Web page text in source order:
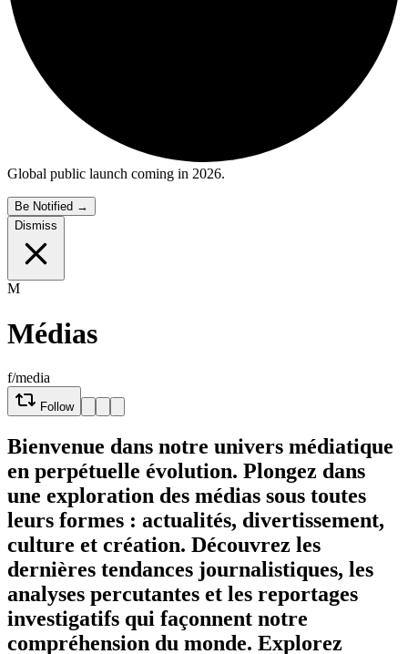
Global public launch coming in 2026.
Be Notified →
Dismiss
M
Médias
f/media
Follow
Bienvenue dans notre univers médiatique
en perpétuelle évolution. Plongez dans
une exploration des médias sous toutes
leurs formes : actualités, divertissement,
culture et création. Découvrez les
dernières tendances journalistiques, les
analyses percutantes et les reportages
investigatifs qui façonnent notre
compréhension du monde. Explorez